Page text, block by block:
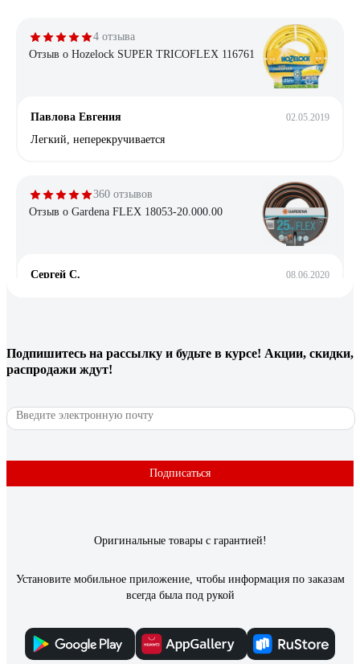
4 отзыва
Отзыв о Hozelock SUPER TRICOFLEX 116761
Павлова Евгения 02.05.2019
Легкий, неперекручивается
360 отзывов
Отзыв о Gardena FLEX 18053-20.000.00
Сергей С. 08.06.2020
цвета) и Classic (серо-синего цвета), перегиб осуществляется
на пустых шлангах). Не теряет эластичности со временем
(морозоустойчивость). Однако воду на зиму всё же лучше
сливать (хотя бы сбрасывать давление), чтобы не допустить
рыжий, но гораздо лучше, чем Classic). Имеется насечка на
внешних стенках для лучшего удержания соединений.
отсутствие фталатов и тяжелых металлов (у многих фирм
Отзыв о Hozelock Jardin 143178
Подпишитесь на рассылку и будьте в курсе! Акции, скидки,
распродажи ждут!
Подписаться
Оригинальные товары с гарантией!
Установите мобильное приложение, чтобы информация по заказам
всегда была под рукой